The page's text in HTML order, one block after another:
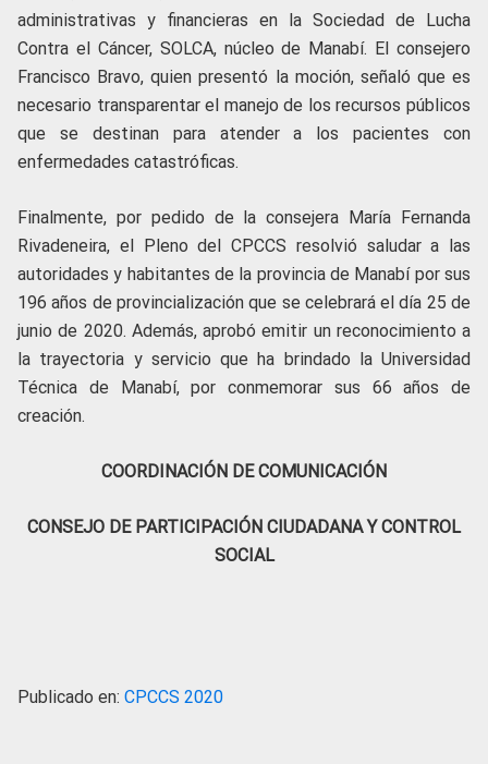
administrativas y financieras en la Sociedad de Lucha
Contra el Cáncer, SOLCA, núcleo de Manabí. El consejero
Francisco Bravo, quien presentó la moción, señaló que es
necesario transparentar el manejo de los recursos públicos
que se destinan para atender a los pacientes con
enfermedades catastróficas.
Finalmente, por pedido de la consejera María Fernanda
Rivadeneira, el Pleno del CPCCS resolvió saludar a las
autoridades y habitantes de la provincia de Manabí por sus
196 años de provincialización que se celebrará el día 25 de
junio de 2020. Además, aprobó emitir un reconocimiento a
la trayectoria y servicio que ha brindado la Universidad
Técnica de Manabí, por conmemorar sus 66 años de
creación.
COORDINACIÓN DE COMUNICACIÓN
CONSEJO DE PARTICIPACIÓN CIUDADANA Y CONTROL
SOCIAL
Publicado en: CPCCS 2020